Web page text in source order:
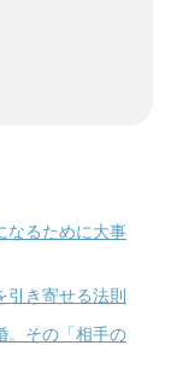
なるために大事
引き寄せる法則
。その「相手の